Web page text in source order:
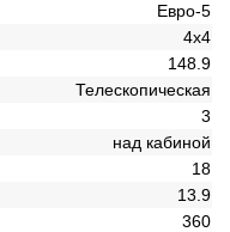
Евро-5
4х4
148.9
Телескопическая
3
над кабиной
18
13.9
360